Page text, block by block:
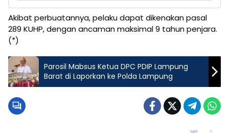
Akibat perbuatannya, pelaku dapat dikenakan pasal
289 KUHP, dengan ancaman maksimal 9 tahun penjara.
(*)
Parosil Mabsus Ketua DPC PDIP Lampung
Barat di Laporkan ke Polda Lampung